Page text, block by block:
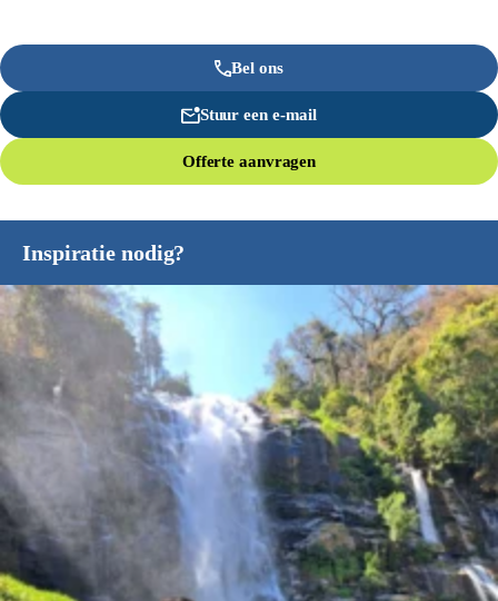
Bel ons
Stuur een e-mail
Offerte aanvragen
Inspiratie nodig?